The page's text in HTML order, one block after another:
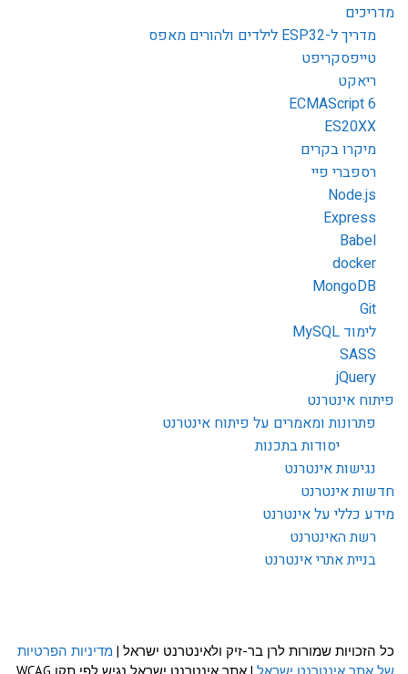
מדריכים
מדריך ל-ESP32 לילדים ולהורים מאפס
טייפסקריפט
ריאקט
ECMAScript 6
ES20XX
מיקרו בקרים
רספברי פיי
Node.js
Express
Babel
docker
MongoDB
Git
לימוד MySQL
SASS
jQuery
פיתוח אינטרנט
פתרונות ומאמרים על פיתוח אינטרנט
יסודות בתכנות
נגישות אינטרנט
חדשות אינטרנט
מידע כללי על אינטרנט
רשת האינטרנט
בניית אתרי אינטרנט
כל הזכויות שמורות לרן בר-זיק ולאינטרנט ישראל | מדיניות הפרטיות
של אתר אינטרנט ישראל
| אתר אינטרנט ישראל נגיש לפי תקן WCAG